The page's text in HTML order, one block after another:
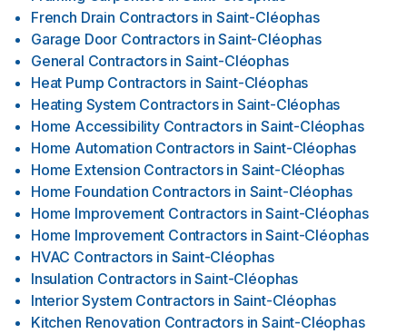
French Drain Contractors in Saint-Cléophas
Garage Door Contractors in Saint-Cléophas
General Contractors in Saint-Cléophas
Heat Pump Contractors in Saint-Cléophas
Heating System Contractors in Saint-Cléophas
Home Accessibility Contractors in Saint-Cléophas
Home Automation Contractors in Saint-Cléophas
Home Extension Contractors in Saint-Cléophas
Home Foundation Contractors in Saint-Cléophas
Home Improvement Contractors in Saint-Cléophas
Home Improvement Contractors in Saint-Cléophas
HVAC Contractors in Saint-Cléophas
Insulation Contractors in Saint-Cléophas
Interior System Contractors in Saint-Cléophas
Kitchen Renovation Contractors in Saint-Cléophas